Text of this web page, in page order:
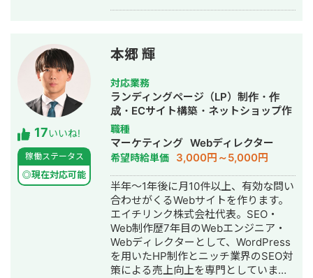
17いいね!
稼働ステータス
◎現在対応可能
本郷 輝
対応業務
ランディングページ（LP）制作・作
成・ECサイト構築・ネットショップ作
成代行・SEO対策・記事作成代行・ラ
イティング・ホームページ制作・作
成・オウンドメディア制作・構築・運
用代行
職種
マーケティング Webディレクター
希望時給単価 3,000円～5,000円
半年～1年後に月10件以上、有効な問い
合わせがくるWebサイトを作ります。
エイチリンク株式会社代表。SEO・
Web制作歴7年目のWebエンジニア・
Webディレクターとして、WordPress
を用いたHP制作とニッチ業界のSEO対
策による売上向上を専門としていま